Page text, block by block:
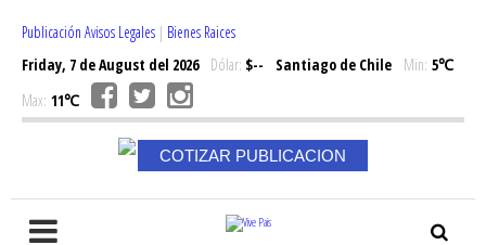
Publicación Avisos Legales | Bienes Raices
Friday, 7 de August del 2026Dólar: $-- Santiago de Chile Min: 5℃
Max: 11℃
COTIZAR PUBLICACION